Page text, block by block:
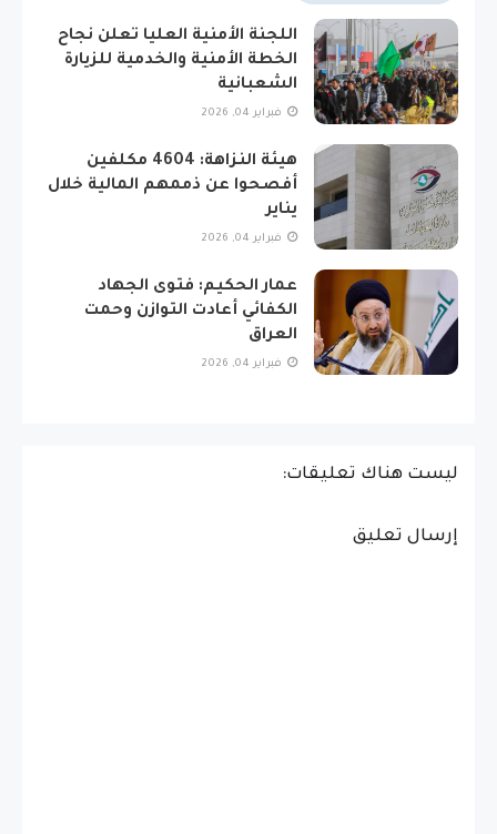
اللجنة الأمنية العليا تعلن نجاح
الخطة الأمنية والخدمية للزيارة
الشعبانية
فبراير 04, 2026
هيئة النزاهة: 4604 مكلفين
أفصحوا عن ذممهم المالية خلال
يناير
فبراير 04, 2026
عمار الحكيم: فتوى الجهاد
الكفائي أعادت التوازن وحمت
العراق
فبراير 04, 2026
ليست هناك تعليقات:
إرسال تعليق